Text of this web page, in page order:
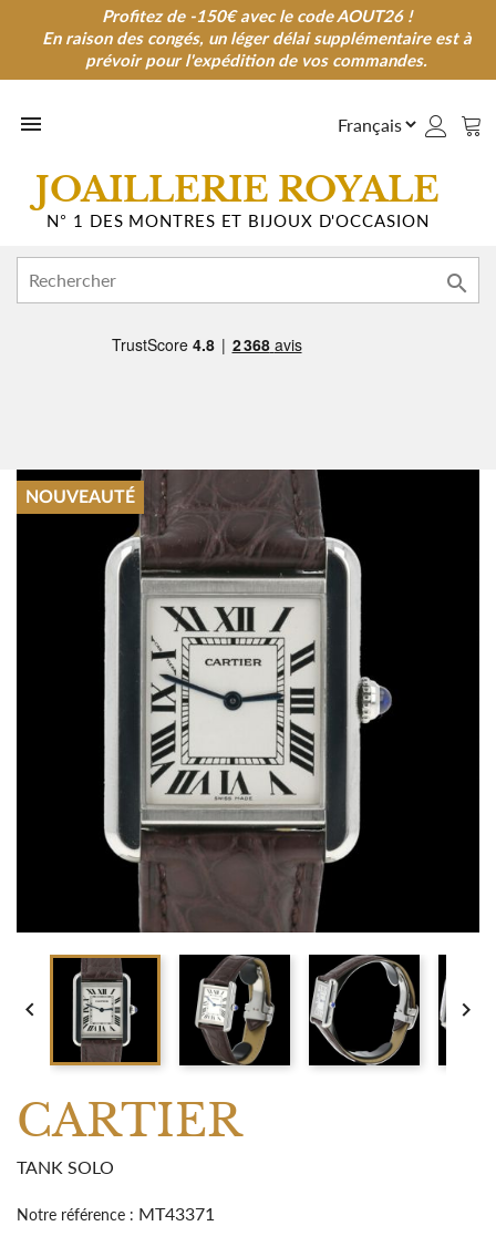
Profitez de -150€ avec le code AOUT26 !
En raison des congés, un léger délai supplémentaire est à
prévoir pour l'expédition de vos commandes.
Profitez de -150€ avec le code AOUT26 !
En raison des congés, un léger délai supplémentaire est à
prévoir pour l'expédition de vos commandes.

JOAILLERIE ROYALE
N° 1 DES MONTRES ET BIJOUX D'OCCASION

NOUVEAUTÉ
 
CARTIER
TANK SOLO
Notre référence : MT43371